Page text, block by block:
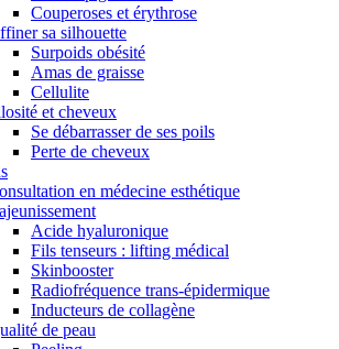
Couperoses et érythrose
sa silhouette
Surpoids obésité
Amas de graisse
Cellulite
et cheveux
Se débarrasser de ses poils
Perte de cheveux
en médecine esthétique
Acide hyaluronique
Fils tenseurs : lifting médical
Skinbooster
Radiofréquence trans-épidermique
Inducteurs de collagène
de peau